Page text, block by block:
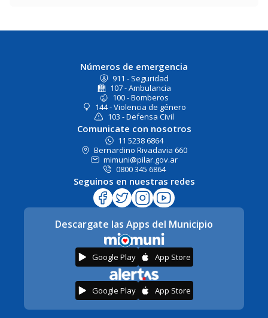
Números de emergencia
911 - Seguridad
107 - Ambulancia
100 - Bomberos
144 - Violencia de género
103 - Defensa Civil
Comunicate con nosotros
11 5238 6864
Bernardino Rivadavia 660
mimuni@pilar.gov.ar
0800 345 6864
Seguinos en nuestras redes
Descargate las Apps del Municipio
Google Play App Store
Google Play App Store